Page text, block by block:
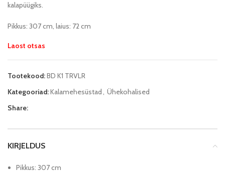
kalapüügiks.
Pikkus: 307 cm, laius: 72 cm
Laost otsas
Tootekood:BD K1 TRVLR
Kategooriad:Kalamehesüstad , Ühekohalised
Share:
KIRJELDUS
Pikkus: 307 cm